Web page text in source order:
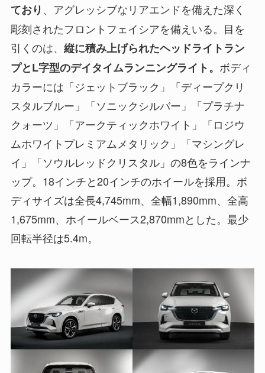
ており、アグレッシブなリアエンドを備えた深く
彫刻されたフロントフェイシアを備えいる。目を
引くのは、 縦に積み上げられたヘッドライトラン
プとL字型のデイタイムランニングライト。 ボディ
カラーには「ジェットブラック」「ディープクリ
スタルブルー」「ソニックシルバー」「プラチナ
クォーツ」「アークティックホワイト」「ロジウ
ムホワイトプレミアムメタリック」「マシングレ
イ」「ソウルレッドクリスタル」の8色をラインナ
ップ。18インチと20インチのホイールを採用。ボ
ディサイズは全長4,745mm、全幅1,890mm、全高
1,675mm、ホイールベース2,870mmとした。最少
回転半径は5.4m。